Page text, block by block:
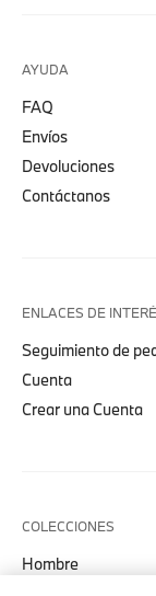
AYUDA
FAQ
Envíos
Devoluciones
Contáctanos
ENLACES DE
Seguimiento de
Cuenta
Crear una Cuenta
COLECCIONES
Hombre